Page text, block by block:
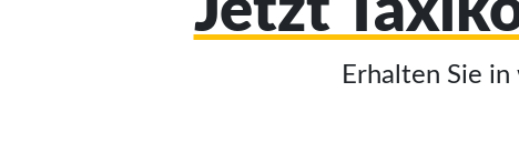
Erhalten Sie